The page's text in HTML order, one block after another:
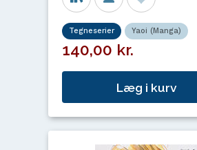
Tegneserier Yaoi (Manga)
140,00 kr.
Læg i kurv